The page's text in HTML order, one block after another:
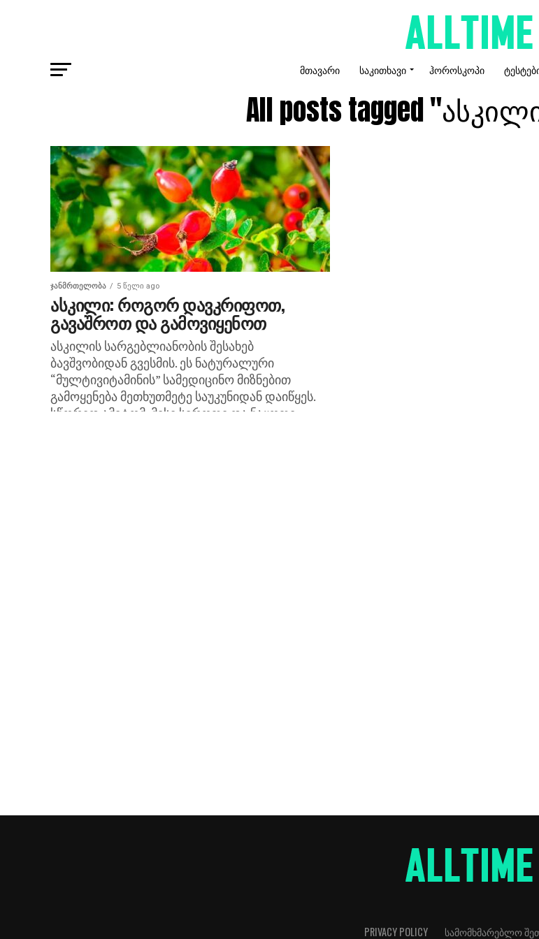
ᲛᲗᲐᲕᲐᲠᲘ ᲡᲐᲙᲘᲗᲮᲐᲕᲘ ᲰᲝᲠᲝᲡᲙᲝᲞᲘ
All posts tagged
ᲯᲐᲜᲛᲠᲗᲔᲚᲝᲑᲐ 5 წელი ago
ასკილი: როგორ დავკრიფოთ,
გავაშროთ და გამოვიყენოთ
ასკილის სარგებლიანობის შესახებ
ბავშვობიდან გვესმის. ეს ნატურალური
“მულტივიტამინის” სამედიცინო მიზნებით
გამოყენება მეთხუთმეტე საუკუნიდან დაიწყეს.
სწორედ ამიტომ, მისი სიროფი და ნაყოფი
PRIVACY POLICY ᲡᲐᲛᲝᲛᲮᲛᲐᲠᲔᲑᲚᲝ